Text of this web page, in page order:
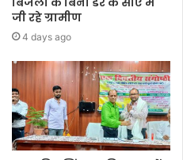
जी रहे ग्रामीण
4 days ago